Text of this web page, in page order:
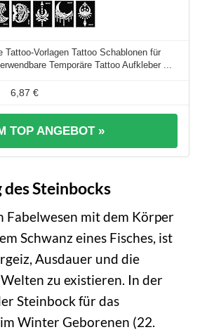
Tattoo-Vorlagen Tattoo Schablonen für
Temporäre Tattoo Aufkleber ...
6,87 €
TOP ANGEBOT »
Steinbocks
Fabelwesen mit dem Körper
Schwanz eines Fisches, ist
Ausdauer und die
zu existieren. In der
Steinbock für das
Winter Geborenen (22.